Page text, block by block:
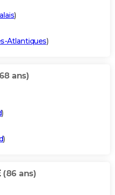
)
Atlantiques)
ans)
)
)
(86 ans)